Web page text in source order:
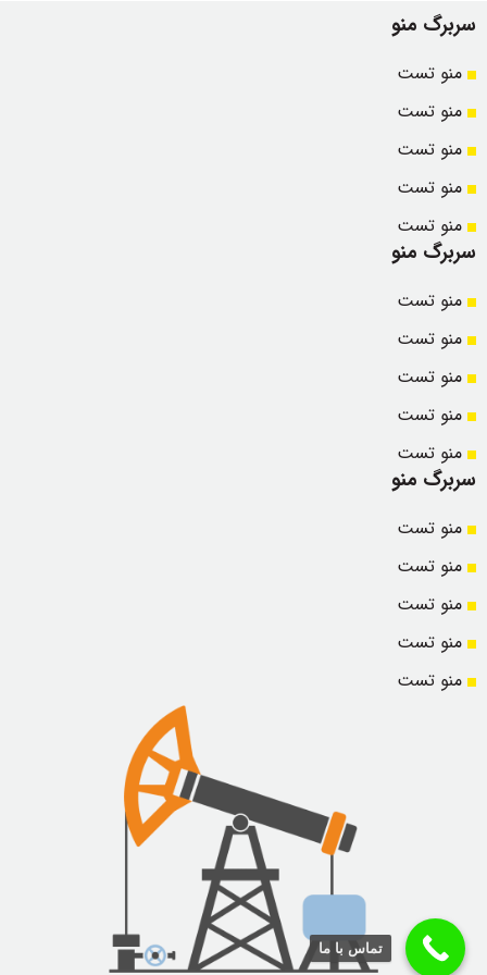
سربرگ منو
منو تست
منو تست
منو تست
منو تست
منو تست
سربرگ منو
منو تست
منو تست
منو تست
منو تست
منو تست
سربرگ منو
منو تست
منو تست
منو تست
منو تست
منو تست
تماس با ما